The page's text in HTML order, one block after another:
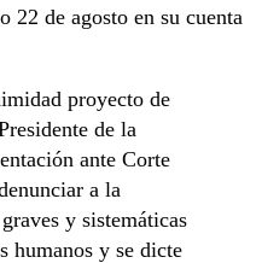
22 de agosto en su cuenta
proyecto de
de la
ante Corte
a la
y sistemáticas
humanos y se dicte